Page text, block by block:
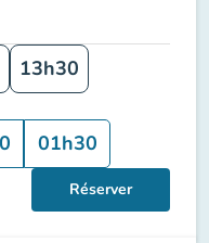
13h30
01h30
Réserver